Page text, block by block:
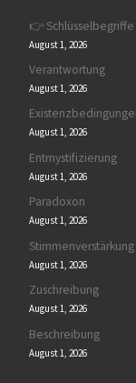
👉
August 1, 2026
Verantwortung
August 1, 2026
August 1, 2026
Entmystifizierung
August 1, 2026
Paradoxon
August 1, 2026
Stimmenverstärkung
August 1, 2026
Zuschreibung
August 1, 2026
Beschreibung
August 1, 2026